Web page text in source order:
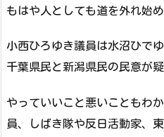
もはや人としても道を外れ始
小西ひろゆき議員は水沼ひで
千葉県民と新潟県民の民意が疑
やっていいこと悪いこともわ
員、しばき隊や反日活動家、